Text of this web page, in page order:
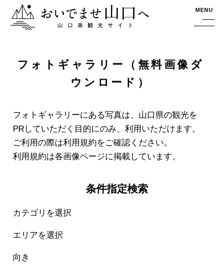
おいでませ山口へー山口県観光サイト MENU
フォトギャラリー（無料画像ダ
ウンロード）
フォトギャラリーにある写真は、山口県の観光を
PRしていただく目的にのみ、利用いただけます。
ご利用の際は利用規約をご確認ください。
利用規約は各画像ページに掲載しています。
条件指定検索
カテゴリを選択
エリアを選択
向き